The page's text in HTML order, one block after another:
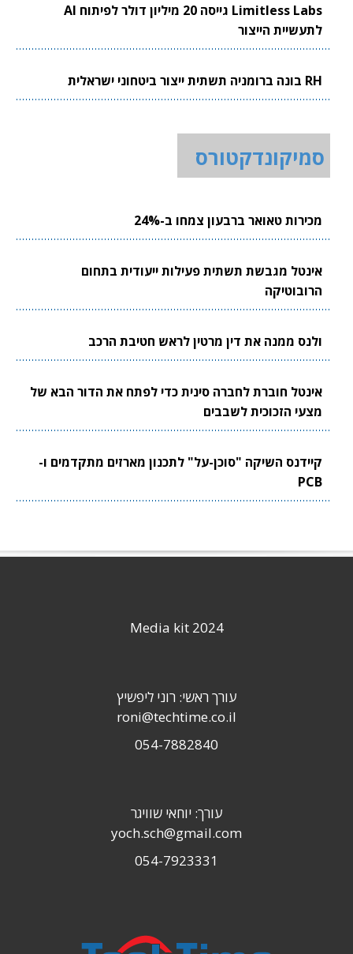
Limitless Labs גייסה 20 מיליון דולר לפיתוח AI
לתעשיית הייצור
RH בונה ברומניה תשתית ייצור ביטחוני ישראלית
סמיקונדקטורס
מכירות טאואר ברבעון צמחו ב-24%
אינטל מגבשת תשתית פעילות ייעודית בתחום
הרובוטיקה
ולנס ממנה את דין מרטין לראש חטיבת הרכב
אינטל חוברת לחברה סינית כדי לפתח את הדור הבא של
מצעי הזכוכית לשבבים
קיידנס השיקה "סוכן-על" לתכנון מארזים מתקדמים ו-
PCB
Media kit 2024
עורך ראשי: רוני ליפשיץ
roni@techtime.co.il
054-7882840
עורך: יוחאי שוויגר
yoch.sch@gmail.com
054-7923331